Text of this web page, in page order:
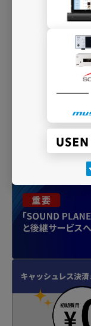
西脇
D12
恋人
ュー